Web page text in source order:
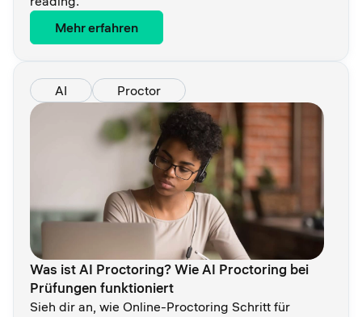
Mehr erfahren
AI Proctor
Was ist AI Proctoring? Wie AI Proctoring bei
Prüfungen funktioniert
Sieh dir an, wie Online-Proctoring Schritt für